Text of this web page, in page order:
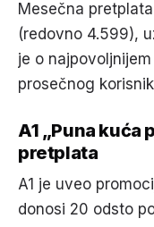
Mesečna
(redovno 4.599),
je o
prosečnog
A1 „Puna kuća
pretplata
A1 je uveo
donosi 20 odsto